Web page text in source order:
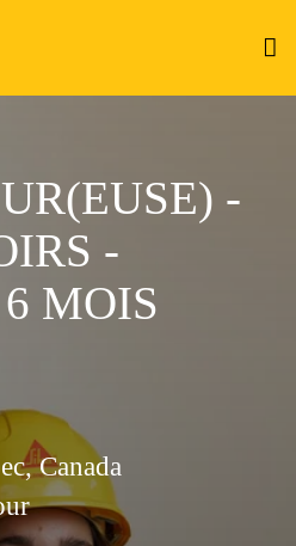
-
-
MOIS
Canada